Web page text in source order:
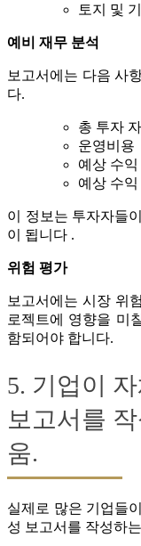
토지 및
예비 재무 분석
보고서에는 다음 사
다.
총 투자
운영비용
예상 수익
예상 수익
이 정보는 투자자들
이 됩니다 .
위험 평가
보고서에는 시장 위
로젝트에 영향을 미
함되어야 합니다.
5. 기업이
보고서를
움.
실제로 많은 기업들
성 보고서를 작성하